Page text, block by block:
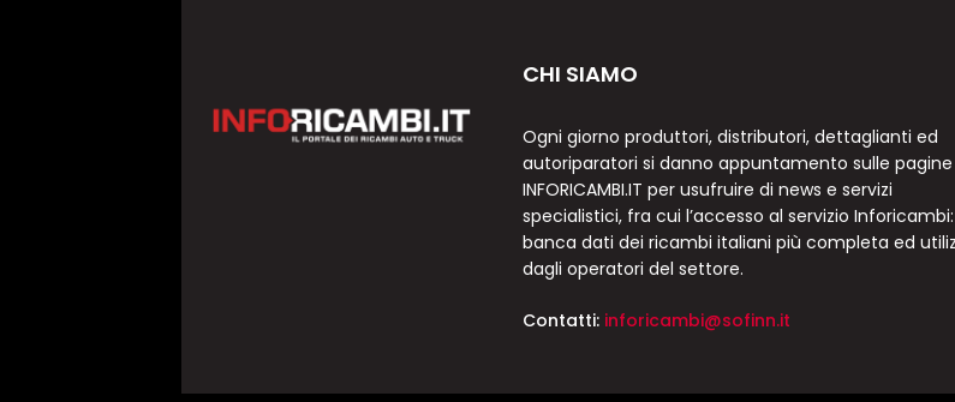
CHI SIAMO
Ogni giorno produttori, distributori, dettaglianti ed
autoriparatori si danno appuntamento sulle pagine
INFORICAMBI.IT per usufruire di news e servizi
specialistici, fra cui l’accesso al servizio
banca dati dei ricambi italiani più completa ed
dagli operatori del settore.
Contatti: inforicambi@sofinn.it